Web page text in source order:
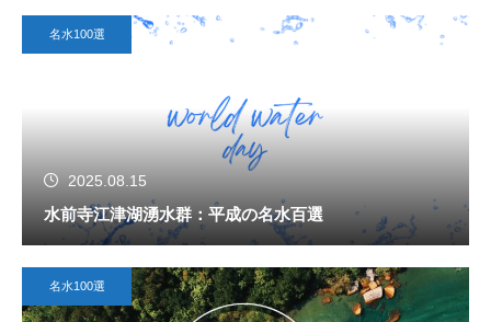
名水100選
2025.08.15
水前寺江津湖湧水群：平成の名水百選
名水100選